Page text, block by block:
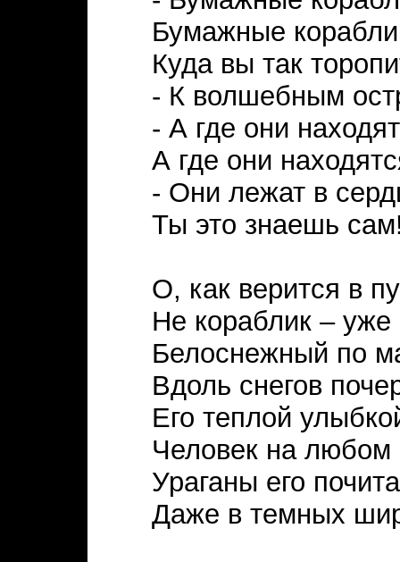
Бумажные
Куда вы так
- К волшебным
- А где они
А где они
- Они лежат в
Ты это знаешь
О, как верится в
Не кораблик – уже
Белоснежный по
Вдоль снегов
Его теплой
Человек на любом
Ураганы его
Даже в темных